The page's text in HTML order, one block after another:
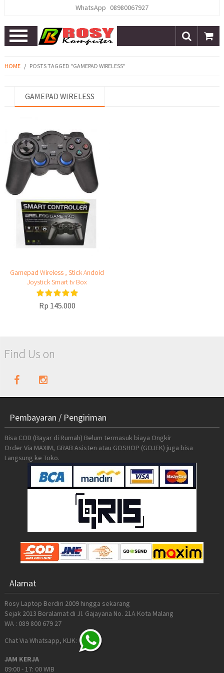
WhatsApp 08980067927
Open
Menu
HOME / POSTS TAGGED "GAMEPAD WIRELESS"
GAMEPAD WIRELESS
Gamepad Wireless , Stick Andoid
Joystick Smart tv Box
Rp 145.000
Find Us on
Pembayaran / Pengiriman
Bisa COD (Bayar di Rumah) Belum termasuk biaya Ongkir
Order Via MAXIM, GRAB Asisten atau GOSHOP (GOJEK) juga bisa
Langsung ke Toko.
Alamat
Rosy Laptop Berdiri 2009 hingga sekarang
Sejak 2013 Beralamat di Jl. Gajayana No. 21A Kota Malang
WA : 089 800 679 27
Chat Via Whatsapp, KLIK:
JAM KERJA
09:00 - 17: 00 WIB